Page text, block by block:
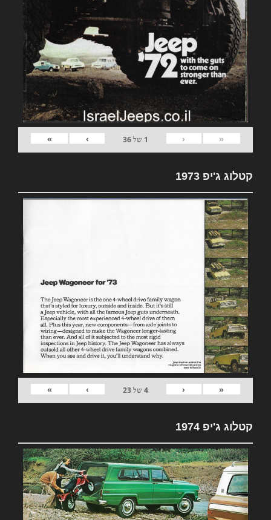
«
‹
1 של36
›
»
קטלוג ג'יפ 1973
«
‹
4של23
›
»
קטלוג ג'יפ 1974